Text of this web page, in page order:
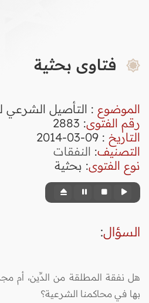
فتاوى بحثية
الموضوع : التأصيل الشرعي
رقم الفتوى:
2883
التاريخ : 09-03-2014
التصنيف: النفقات
نوع الفتوى: بحثية
السؤال:
هل نفقة المطلقة من الدِّين، أم
بها في محاكمنا الشرعية؟